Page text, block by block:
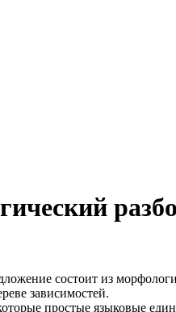
состоит из
зависимостей.
простые языковые